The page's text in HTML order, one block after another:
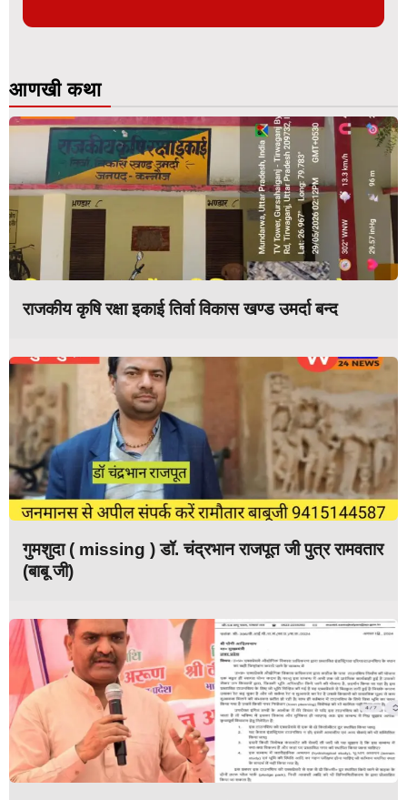
आणखी कथा
राजकीय कृषि रक्षा इकाई तिर्वा विकास खण्ड उमर्दा बन्द
गुमशुदा ( missing ) डॉ. चंद्रभान राजपूत जी पुत्र रामवतार
(बाबू जी)